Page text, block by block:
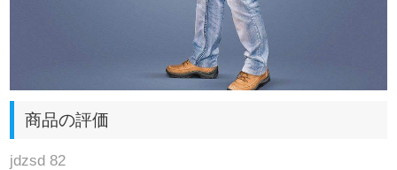
商品の評価
jdzsd 82